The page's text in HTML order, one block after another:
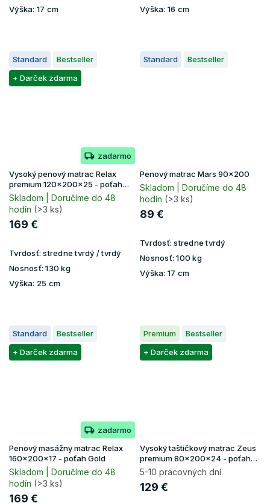
Výška: 17 cm
Výška: 16 cm
Standard
Bestseller
+ Darček zdarma
zadarmo
Vysoký penový matrac Relax
premium 120x200x25 - poťah
Lavender
Skladom | Doručíme do 48
hodín (>3 ks)
169 €
Tvrdosť: stredne tvrdý / tvrdý
Nosnosť: 130 kg
Výška: 25 cm
Standard Bestseller
Penový matrac Mars 90x200
Skladom | Doručíme do 48
hodín (>3 ks)
89 €
Tvrdosť: stredne tvrdý
Nosnosť: 100 kg
Výška: 17 cm
Standard
Bestseller
+ Darček zdarma
zadarmo
Penový masážny matrac Relax
160x200x17 - poťah Gold
Skladom | Doručíme do 48
hodín (>3 ks)
169 €
Premium
Bestseller
+ Darček zdarma
Vysoký taštičkový matrac Zeus
premium 80x200x24 - poťah
Aloe Vera
5-10 pracovných dní
129 €